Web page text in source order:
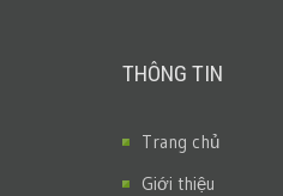
THÔNG TIN
Trang chủ
Giới thiệu